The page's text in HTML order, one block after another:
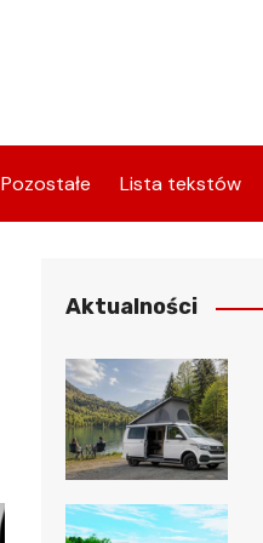
Pozostałe Lista tekstów
Aktualności